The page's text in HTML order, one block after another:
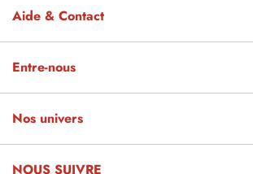
Aide & Contact
Entre-nous
Nos univers
NOUS SUIVRE